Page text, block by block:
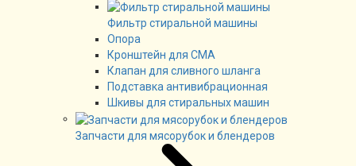
Фильтр стиральной машины
Опора
Кронштейн для СМА
Клапан для сливного шланга
Подставка антивибрационная
Шкивы для стиральных машин
Запчасти для мясорубок и блендеров